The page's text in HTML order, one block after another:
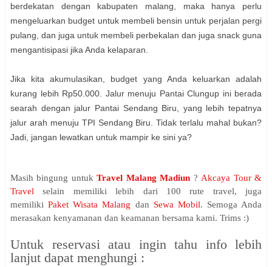
berdekatan dengan kabupaten malang, maka hanya perlu
mengeluarkan budget untuk membeli bensin untuk perjalan pergi
pulang, dan juga untuk membeli perbekalan dan juga snack guna
mengantisipasi jika Anda kelaparan.
Jika kita akumulasikan, budget yang Anda keluarkan adalah
kurang lebih Rp50.000. Jalur menuju Pantai Clungup ini berada
searah dengan jalur Pantai Sendang Biru, yang lebih tepatnya
jalur arah menuju TPI Sendang Biru. Tidak terlalu mahal bukan?
Jadi, jangan lewatkan untuk mampir ke sini ya?
Masih bingung untukTravel Malang Madiun ? Akcaya Tour &
Travel selain memiliki lebih dari 100 rute travel, juga
memilikiPaket Wisata Malang dan Sewa Mobil. Semoga Anda
merasakan kenyamanan dan keamanan bersama kami. Trims :)
Untuk reservasi atau ingin tahu info lebih
lanjut dapat menghungi :